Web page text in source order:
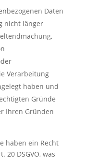
Daten
nicht länger
Verarbeitung
haben und
Gründe
Ihren Gründen
haben ein Recht
DSGVO, was